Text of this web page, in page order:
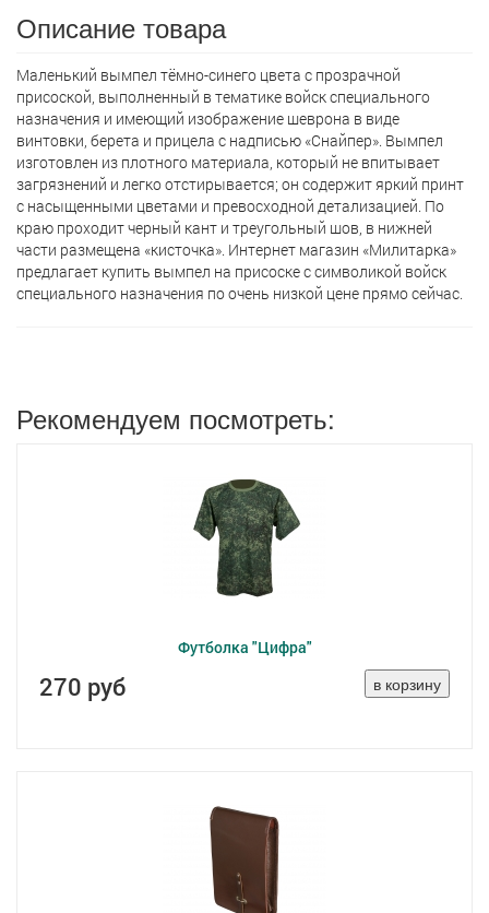
Описание товара
Маленький вымпел тёмно-синего цвета с прозрачной
присоской, выполненный в тематике войск специального
назначения и имеющий изображение шеврона в виде
винтовки, берета и прицела с надписью «Снайпер». Вымпел
изготовлен из плотного материала, который не впитывает
загрязнений и легко отстирывается; он содержит яркий принт
с насыщенными цветами и превосходной детализацией. По
краю проходит черный кант и треугольный шов, в нижней
части размещена «кисточка». Интернет магазин «Милитарка»
предлагает кyпить вымпел на присоске с символикой войск
специального назначения по очень низкой цене прямо сейчас.
Рекомендуем посмотреть:
Футболка "Цифра"
270 руб